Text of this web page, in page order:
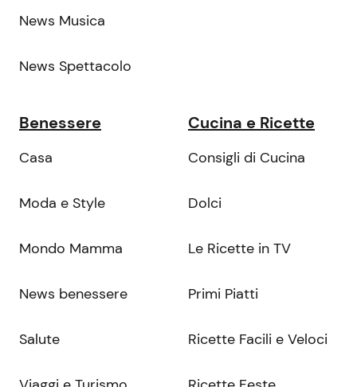
News Musica
News Spettacolo
Benessere
Casa
Moda e Style
Mondo Mamma
News benessere
Salute
Cucina e Ricette
Consigli di Cucina
Dolci
Le Ricette in TV
Primi Piatti
Ricette Facili e Veloci